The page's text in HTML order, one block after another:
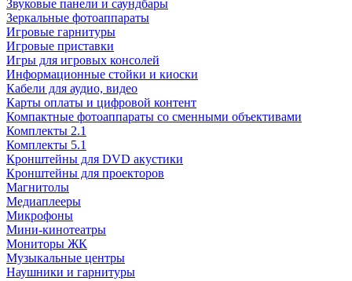
Звуковые панели и саундбары
Зеркальные фотоаппараты
Игровые гарнитуры
Игровые приставки
Игры для игровых консолей
Информационные стойки и киоски
Кабели для аудио, видео
Карты оплаты и цифровой контент
Компактные фотоаппараты со сменными объективами
Комплекты 2.1
Комплекты 5.1
Кронштейны для DVD акустики
Кронштейны для проекторов
Магнитолы
Медиаплееры
Микрофоны
Мини-кинотеатры
Мониторы ЖК
Музыкальные центры
Наушники и гарнитуры